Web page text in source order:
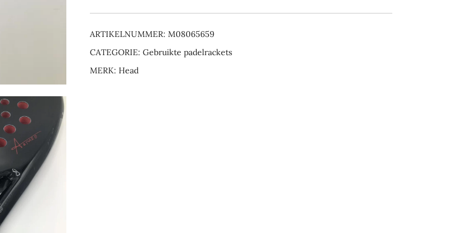
ARTIKELNUMMER: M08065659
CATEGORIE: Gebruikte padelrackets
MERK: Head